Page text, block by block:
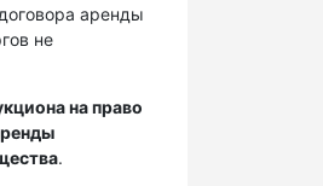
аренды
не
на право
.